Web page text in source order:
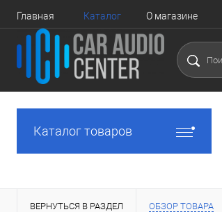
Главная Каталог О магазине
Каталог товаров
ВЕРНУТЬСЯ В РАЗДЕЛ ОБЗОР ТОВАРА